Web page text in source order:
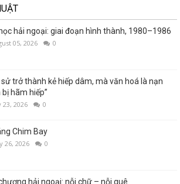
hải ngoại: giai đoạn hình thành, 1980–1986
05, 2026 0
sử trở thành kẻ hiếp dâm, mà văn hoá là nạn
hãm hiếp”
23, 2026 0
Chim Bay
26, 2026 0
hải ngoại: nỗi chữ – nỗi quê